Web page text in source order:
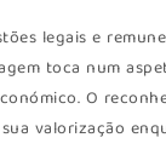
legais e
toca num
O
valorização